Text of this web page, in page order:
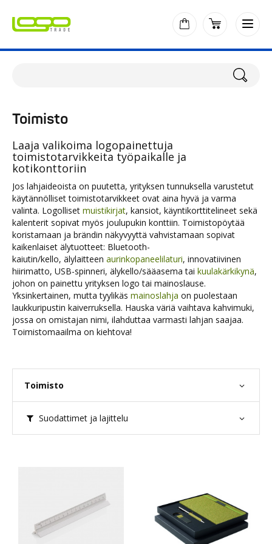
Toimisto
Laaja valikoima logopainettuja
toimistotarvikkeita työpaikalle ja
kotikonttoriin
Jos lahjaideoista on puutetta, yrityksen tunnuksella varustetut
käytännölliset toimistotarvikkeet ovat aina hyvä ja varma
valinta. Logolliset muistikirjat, kansiot, käyntikorttitelineet sekä
kalenterit sopivat myös joulupukin konttiin. Toimistopöytää
koristamaan ja brändin näkyvyyttä vahvistamaan sopivat
kaikenlaiset älytuotteet: Bluetooth-
kaiutin/kello, älylaitteen aurinkopaneelilaturi, innovatiivinen
hiirimatto, USB-spinneri, älykello/sääasema tai kuulakärkikynä,
johon on painettu yrityksen logo tai mainoslause.
Yksinkertainen, mutta tyylikäs mainoslahja on puolestaan
laukkuripustin kaiverruksella. Hauska väriä vaihtava kahvimuki,
jossa on omistajan nimi, ilahduttaa varmasti lahjan saajaa.
Toimistomaailma on kiehtova!
Toimisto
Suodattimet ja lajittelu